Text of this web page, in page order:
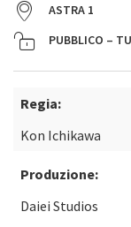
ASTRA 1
PUBBLICO –
Regia:
Kon Ichikawa
Produzione:
Daiei Studios